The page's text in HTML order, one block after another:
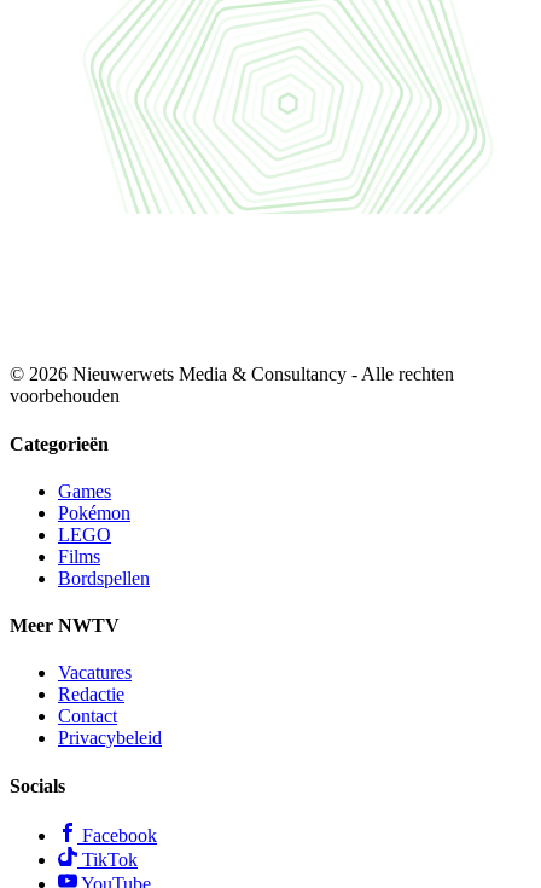
© 2026 Nieuwerwets Media & Consultancy - Alle rechten
voorbehouden
Categorieën
Games
Pokémon
LEGO
Films
Bordspellen
Meer NWTV
Vacatures
Redactie
Contact
Privacybeleid
Socials
Facebook
TikTok
YouTube